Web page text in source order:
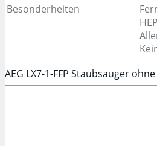
Besonderheiten
AEG LX7-1-FFP Staubsauger